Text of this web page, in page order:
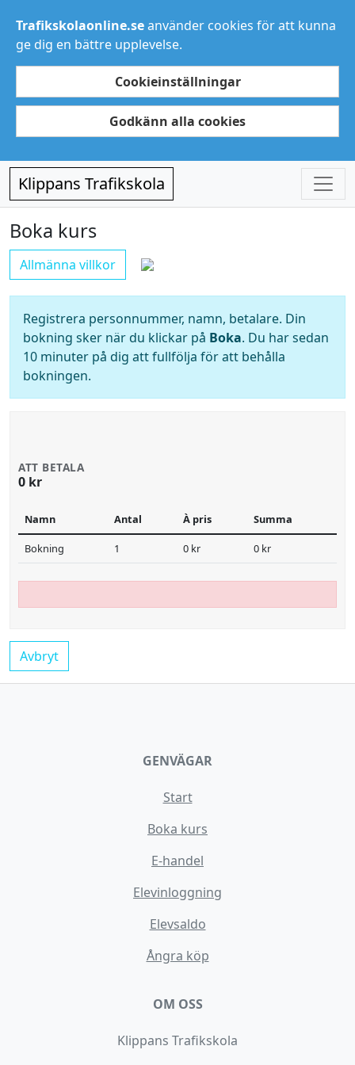
Trafikskolaonline.seanvänder cookies för att kunna
ge dig en bättre upplevelse.
Cookieinställningar
Godkänn alla cookies
Klippans Trafikskola
Boka kurs
Allmänna villkor
Registrera personnummer, namn, betalare. Din
bokning sker när du klickar på Boka. Du har sedan
10 minuter på dig att fullfölja för att behålla
bokningen.
ATT BETALA
0 kr
Namn Antal À pris Summa
Bokning 1 0 kr 0 kr
Avbryt
GENVÄGAR
Start
Boka kurs
E-handel
Elevinloggning
Elevsaldo
Ångra köp
OM OSS
Klippans Trafikskola